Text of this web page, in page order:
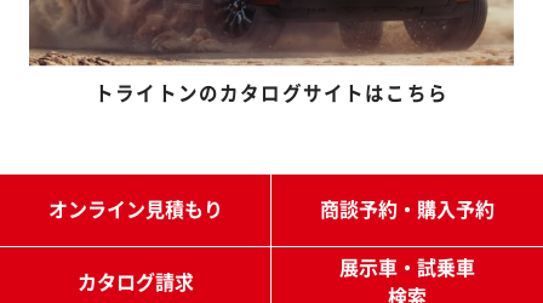
トライトンのカタログサイトはこちら
オンライン見積もり 商談予約・購入予約
カタログ請求
展示車・試乗車
検索